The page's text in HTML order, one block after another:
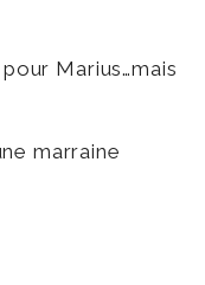
Marius…mais
marraine